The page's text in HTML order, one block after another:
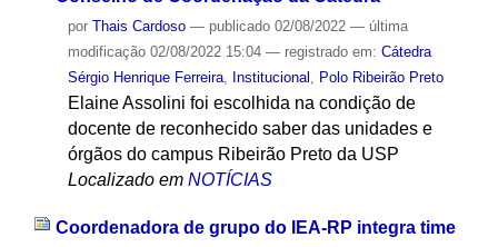
por Thais Cardoso — publicado02/08/2022 — última
modificação02/08/2022 15:04 — registrado em: Cátedra
Sérgio Henrique Ferreira, Institucional , Polo Ribeirão Preto
Elaine Assolini foi escolhida na condição de
docente de reconhecido saber das unidades e
órgãos do campus Ribeirão Preto da USP
Localizado em NOTÍCIAS
Coordenadora de grupo do IEA-RP integra time